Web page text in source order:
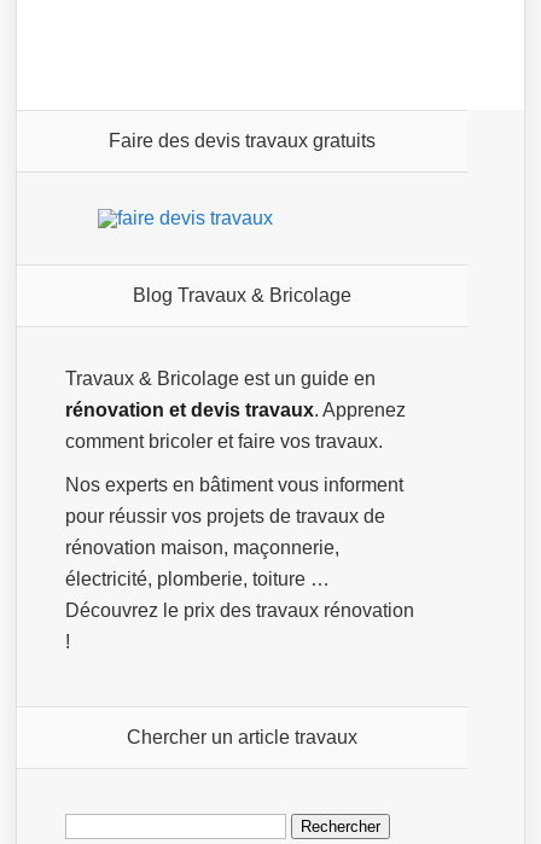
Faire des devis travaux gratuits
Blog Travaux & Bricolage
Travaux & Bricolage est un guide en
rénovation et devis travaux. Apprenez
comment bricoler et faire vos travaux.
Nos experts en bâtiment vous informent
pour réussir vos projets de travaux de
rénovation maison, maçonnerie,
électricité, plomberie, toiture …
Découvrez le prix des travaux rénovation
!
Chercher un article travaux
Rechercher :